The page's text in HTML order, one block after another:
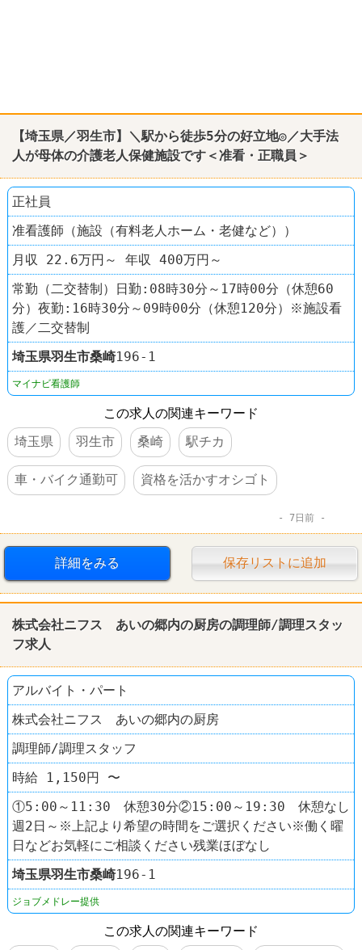
【埼玉県／羽生市】＼駅から徒歩5分の好立地◎／大手法
人が母体の介護老人保健施設です＜准看・正職員＞
正社員
准看護師（施設（有料老人ホーム・老健など））
月収 22.6万円～ 年収 400万円～
常勤（二交替制）日勤:08時30分～17時00分（休憩60
分）夜勤:16時30分～09時00分（休憩120分）※施設看
護／二交替制
埼玉県羽生市桑崎196-1
マイナビ看護師
この求人の関連キーワード
埼玉県
羽生市 桑崎 駅チカ
車・バイク通勤可 資格を活かすオシゴト
7日前
詳細をみる 保存リストに追加
株式会社ニフス あいの郷内の厨房の調理師/調理スタッ
フ求人
アルバイト・パート
株式会社ニフス あいの郷内の厨房
調理師/調理スタッフ
時給 1,150円 〜
①5:00～11:30 休憩30分②15:00～19:30 休憩なし
週2日～※上記より希望の時間をご選択ください※働く曜
日などお気軽にご相談ください残業ほぼなし
埼玉県羽生市桑崎196-1
ジョブメドレー提供
この求人の関連キーワード